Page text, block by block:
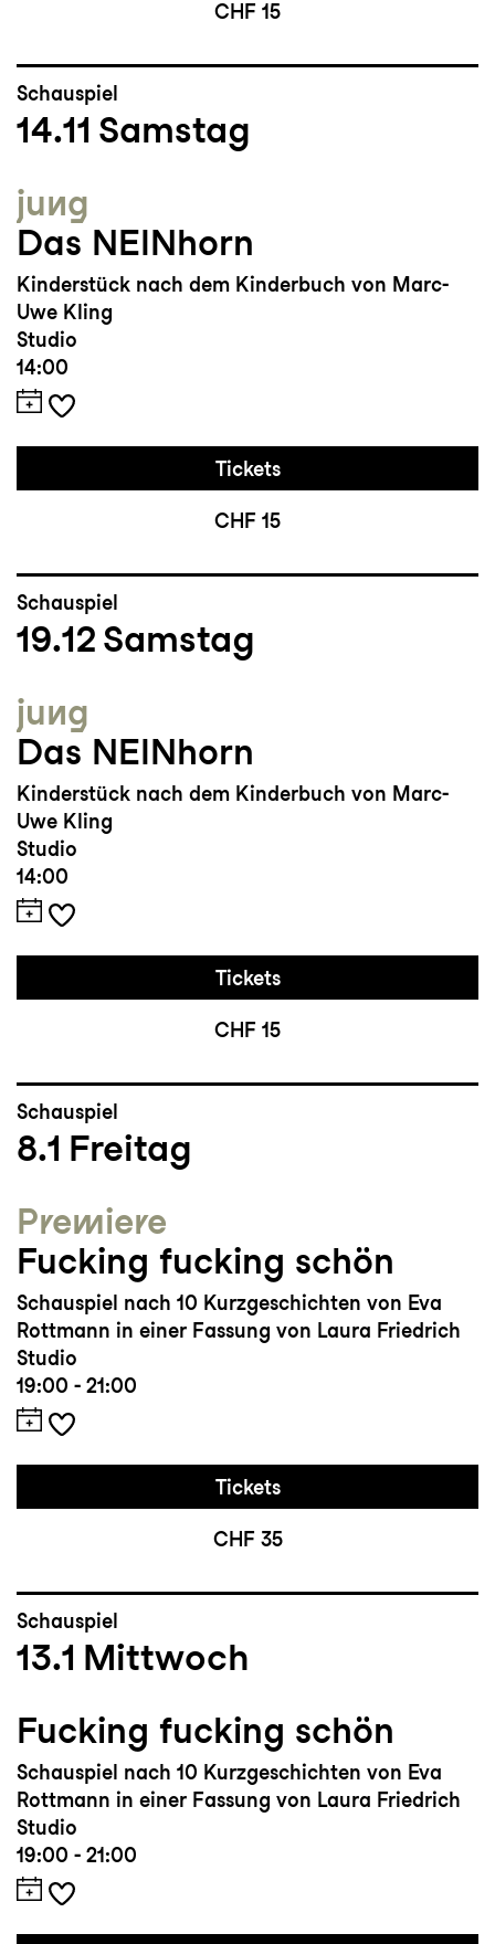
CHF 15
Schauspiel
14.11 Samstag
jung
Das NEINhorn
Kinderstück nach dem Kinderbuch von Marc-
Uwe Kling
Studio
14:00
Tickets
CHF 15
Schauspiel
19.12 Samstag
jung
Das NEINhorn
Kinderstück nach dem Kinderbuch von Marc-
Uwe Kling
Studio
14:00
Tickets
CHF 15
Schauspiel
8.1 Freitag
Premiere
Fucking fucking schön
Schauspiel nach 10 Kurzgeschichten von Eva
Rottmann in einer Fassung von Laura Friedrich
Studio
19:00 - 21:00
Tickets
CHF 35
Schauspiel
13.1 Mittwoch
Fucking fucking schön
Schauspiel nach 10 Kurzgeschichten von Eva
Rottmann in einer Fassung von Laura Friedrich
Studio
19:00 - 21:00